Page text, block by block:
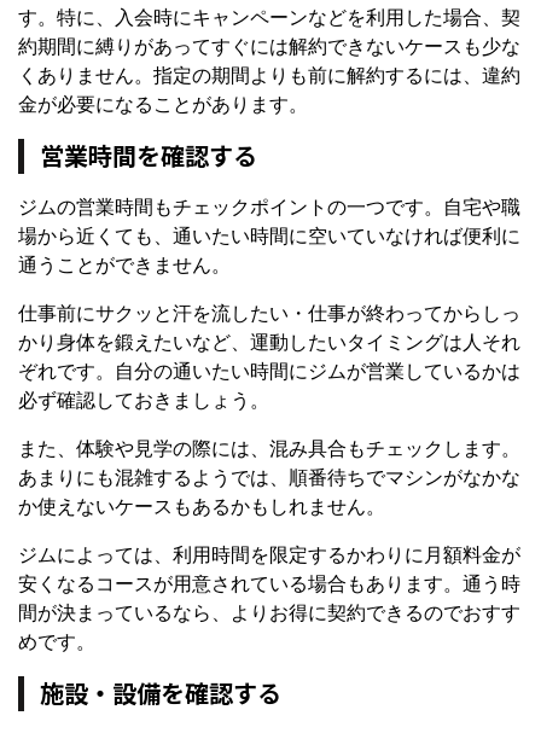
す。特に、入会時にキャンペーンなどを利用した場合、契
約期間に縛りがあってすぐには解約できないケースも少な
くありません。指定の期間よりも前に解約するには、違約
金が必要になることがあります。
営業時間を確認する
ジムの営業時間もチェックポイントの一つです。自宅や職
場から近くても、通いたい時間に空いていなければ便利に
通うことができません。
仕事前にサクッと汗を流したい・仕事が終わってからしっ
かり身体を鍛えたいなど、運動したいタイミングは人それ
ぞれです。自分の通いたい時間にジムが営業しているかは
必ず確認しておきましょう。
また、体験や見学の際には、混み具合もチェックします。
あまりにも混雑するようでは、順番待ちでマシンがなかな
か使えないケースもあるかもしれません。
ジムによっては、利用時間を限定するかわりに月額料金が
安くなるコースが用意されている場合もあります。通う時
間が決まっているなら、よりお得に契約できるのでおすす
めです。
施設・設備を確認する